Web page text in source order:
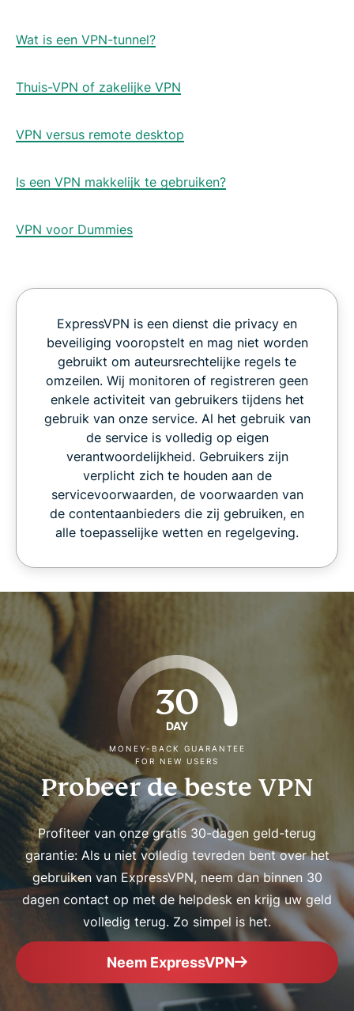
Wat is een VPN-tunnel?
Thuis-VPN of zakelijke VPN
VPN versus remote desktop
Is een VPN makkelijk te gebruiken?
VPN voor Dummies
ExpressVPN is een dienst die privacy en
beveiliging vooropstelt en mag niet worden
gebruikt om auteursrechtelijke regels te
omzeilen. Wij monitoren of registreren geen
enkele activiteit van gebruikers tijdens het
gebruik van onze service. Al het gebruik van
de service is volledig op eigen
verantwoordelijkheid. Gebruikers zijn
verplicht zich te houden aan de
servicevoorwaarden, de voorwaarden van
de contentaanbieders die zij gebruiken, en
alle toepasselijke wetten en regelgeving.
30
DAY
MONEY-BACK GUARANTEE
FOR NEW USERS
Probeer de beste VPN
Profiteer van onze gratis 30-dagen geld-terug
garantie: Als u niet volledig tevreden bent over het
gebruiken van ExpressVPN, neem dan binnen 30
dagen contact op met de helpdesk en krijg uw geld
volledig terug. Zo simpel is het.
Neem ExpressVPN